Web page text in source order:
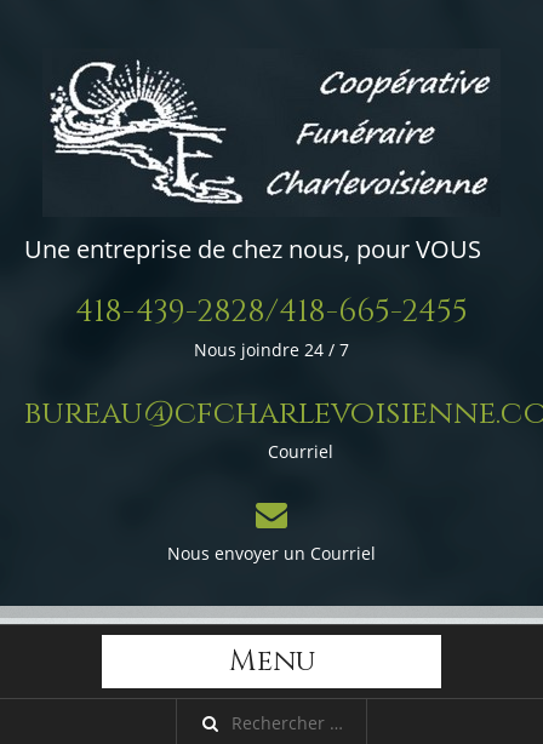
Une entreprise de chez nous, pour VOUS
418-439-2828/418-665-2455
Nous joindre 24 / 7
Courriel
Nous envoyer un Courriel
Menu